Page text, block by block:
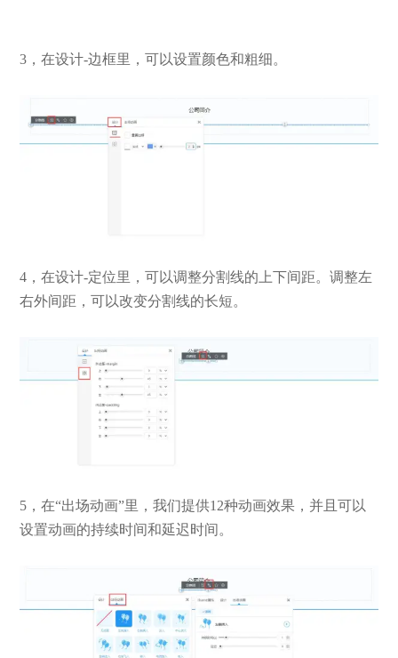
3，在设计-边框里，可以设置颜色和粗细。
4，在设计-定位里，可以调整分割线的上下间距。调整左
右外间距，可以改变分割线的长短。
5，在“出场动画”里，我们提供12种动画效果，并且可以
设置动画的持续时间和延迟时间。